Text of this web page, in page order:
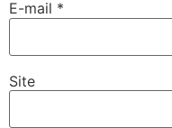
E-mail *
Site